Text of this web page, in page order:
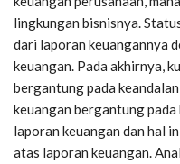
lingkungan bisnisnya.
dari laporan keuangannya
keuangan. Pada akhirnya,
bergantung pada
keuangan bergantung pada
laporan keuangan dan hal
atas laporan keuangan.